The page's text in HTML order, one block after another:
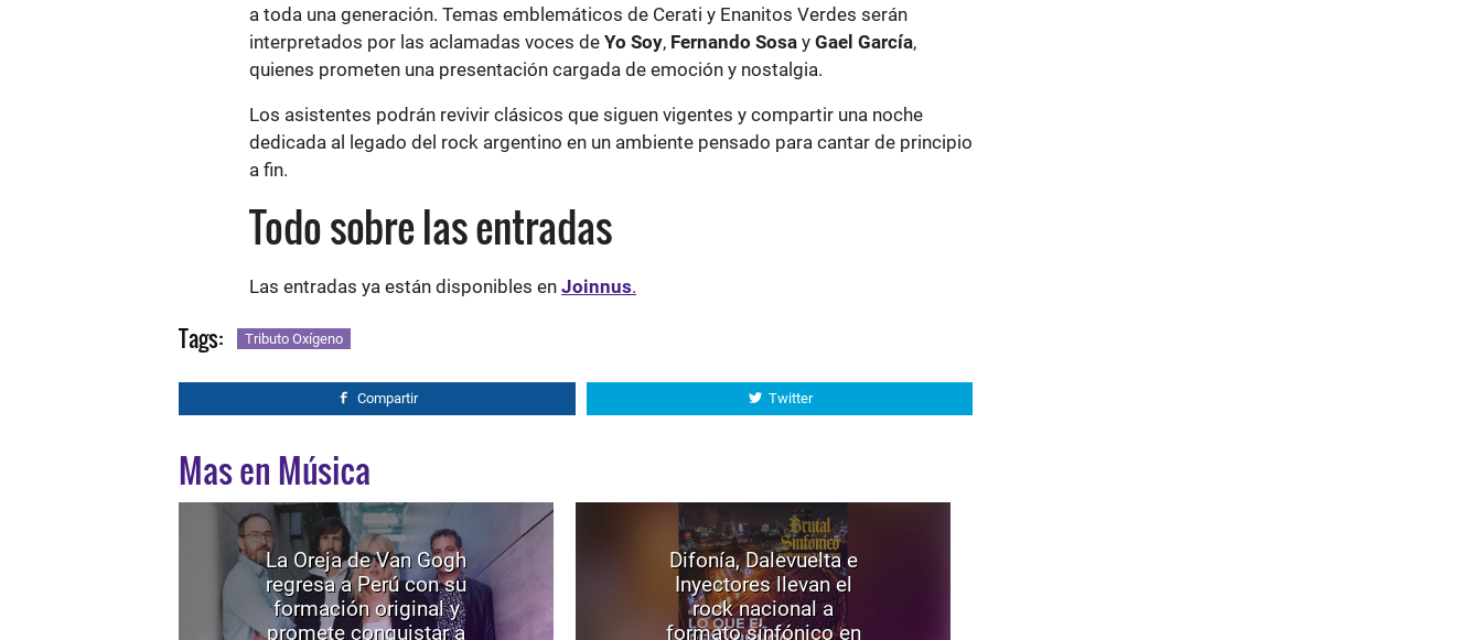
a toda una generación. Temas emblemáticos de Cerati y Enanitos Verdes serán
interpretados por las aclamadas voces de Yo Soy, Fernando Sosa y Gael García,
quienes prometen una presentación cargada de emoción y nostalgia.
Los asistentes podrán revivir clásicos que siguen vigentes y compartir una noche
dedicada al legado del rock argentino en un ambiente pensado para cantar de principio
a fin.
Todo sobre las entradas
Las entradas ya están disponibles en Joinnus.
Tags: Tributo Oxígeno
Compartir Twitter
Mas en Música
La Oreja de Van Gogh
regresa a Perú con su
formación original y
promete conquistar a
Difonía, Dalevuelta e
Inyectores llevan el
rock nacional a
formato sinfónico en